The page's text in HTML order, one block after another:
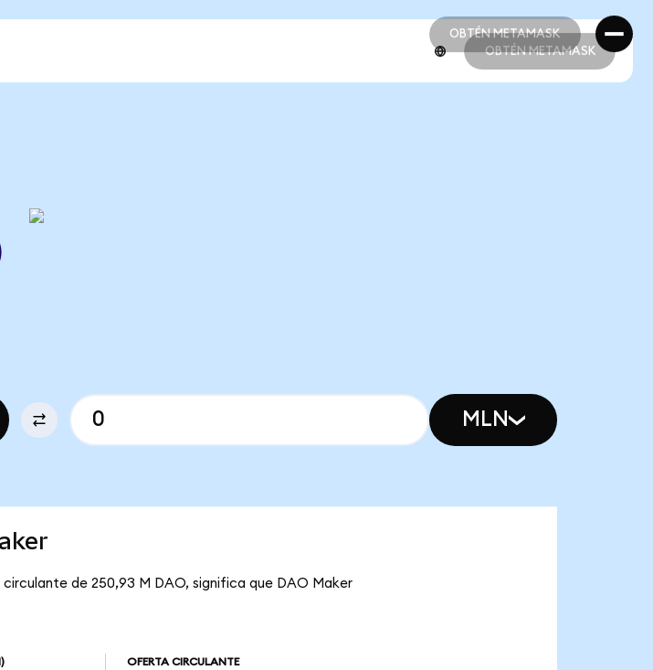
OBTÉN METAMASK
OBTÉN METAMASK
OBTÉN METAMASK
MLN
de 250,93 M DAO, significa que DAO Maker
OFERTA CIRCULANTE